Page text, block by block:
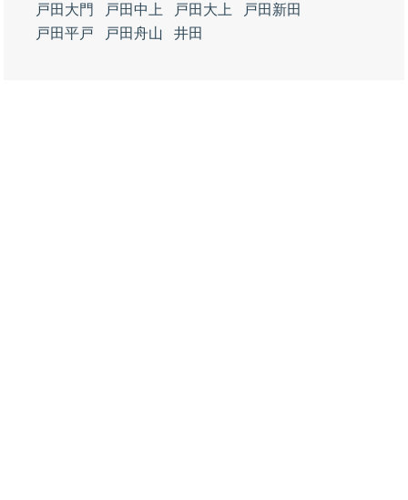
戸田大門
戸田中上 戸田大上
戸田新田
戸田平戸
戸田舟山 井田